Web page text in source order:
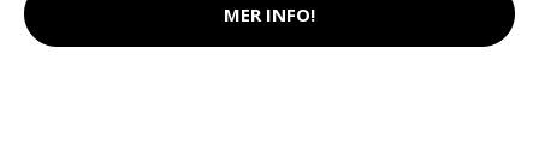
MER INFO!